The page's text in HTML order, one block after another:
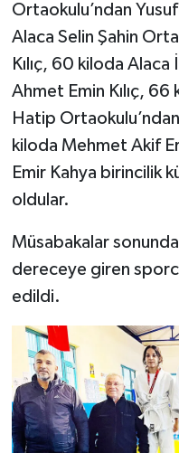
Ortaokulu’ndan
Alaca Selin Şahin
Kılıç, 60 kiloda
Ahmet Emin Kılıç,
Hatip
kiloda Mehmet Akif
Emir Kahya birincilik
oldular.
Müsabakalar
dereceye giren
edildi.